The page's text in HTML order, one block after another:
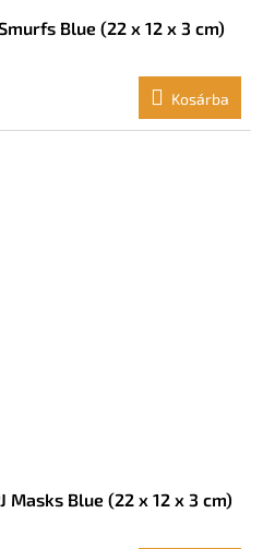
Blue (22 x 12 x 3 cm)
Kosárba
Blue (22 x 12 x 3 cm)